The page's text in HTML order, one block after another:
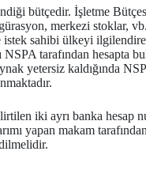
bütçedir. İşletme
merkezi
sahibi ülkeyi
tarafından
yetersiz kaldığında
iki ayrı banka hesap
yapan makam